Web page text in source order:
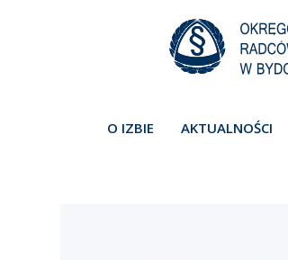
O IZBIE AKTUALNOŚCI